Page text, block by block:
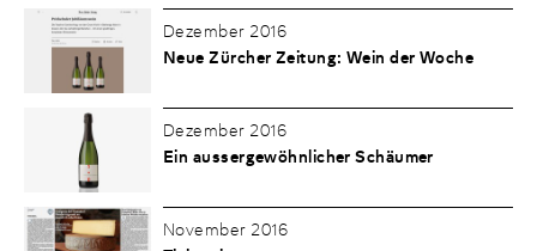
Dezember 2016
Neue Zürcher Zeitung: Wein der Woche
Dezember 2016
Ein aussergewöhnlicher Schäumer
November 2016